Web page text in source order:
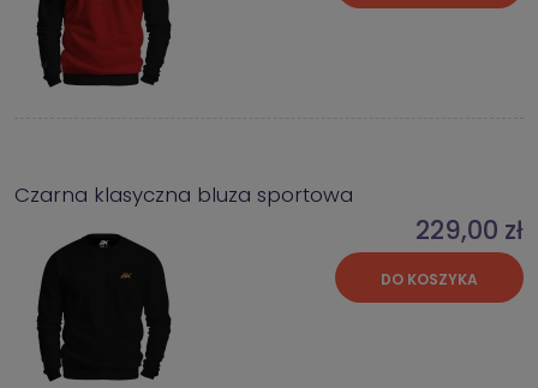
Czarna klasyczna bluza sportowa
229,00 zł
DO KOSZYKA